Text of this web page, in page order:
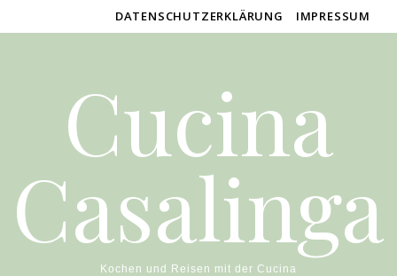
DATENSCHUTZERKLÄRUNG IMPRESSUM
Cucina
Casalinga
Kochen und Reisen mit der Cucina